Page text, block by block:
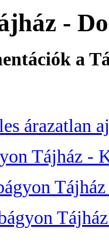
-
a
árazatlan
Tájház -